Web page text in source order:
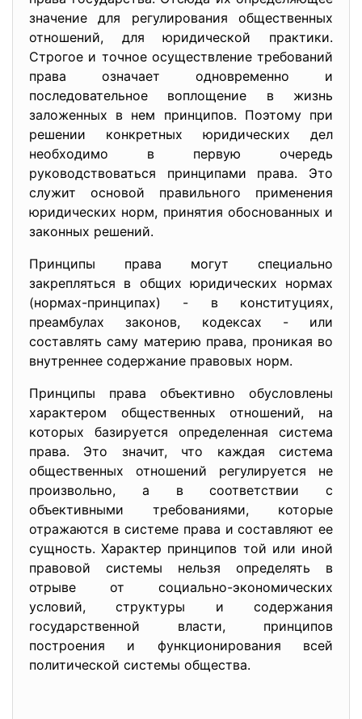
значение для регулирования общественных
отношений, для юридической практики.
Строгое и точное осуществление требований
права означает одновременно и
последовательное воплощение в жизнь
заложенных в нем принципов. Поэтому при
решении конкретных юридических дел
необходимо в первую очередь
руководствоваться принципами права. Это
служит основой правильного применения
юридических норм, принятия обоснованных и
законных решений.
Принципы права могут специально
закрепляться в общих юридических нормах
(нормах-принципах) - в конституциях,
преамбулах законов, кодексах - или
составлять саму материю права, проникая во
внутреннее содержание правовых норм.
Принципы права объективно обусловлены
характером общественных отношений, на
которых базируется определенная система
права. Это значит, что каждая система
общественных отношений регулируется не
произвольно, а в соответствии с
объективными требованиями, которые
отражаются в системе права и составляют ее
сущность. Характер принципов той или иной
правовой системы нельзя определять в
отрыве от социально-экономических
условий, структуры и содержания
государственной власти, принципов
построения и функционирования всей
политической системы общества.